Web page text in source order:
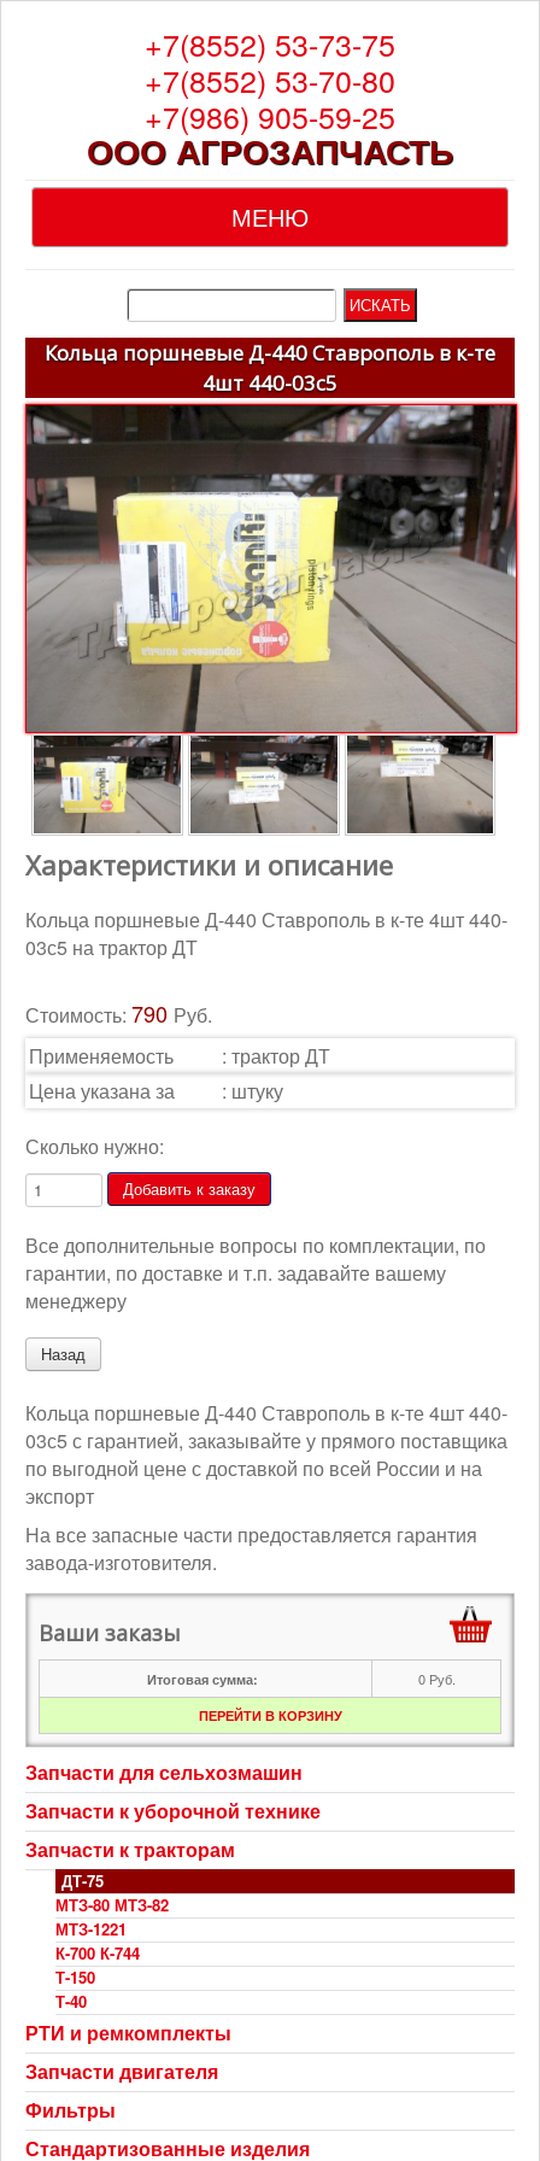
+7(8552) 53-73-75
+7(8552) 53-70-80
+7(986) 905-59-25
ООО АГРОЗАПЧАСТЬ
МЕНЮ
Главная
О компании
Каталог
Доставка
Контакты
Корзина
Кольца поршневые Д-440 Ставрополь в к-те
4шт 440-03с5
Характеристики и описание
Кольца поршневые Д-440 Ставрополь в к-те 4шт 440-
03с5 на трактор ДТ
Стоимость: 790 Руб.
Применяемость
: трактор ДТ
Цена указана за
: штуку
Сколько нужно:
Все дополнительные вопросы по комплектации, по
гарантии, по доставке и т.п. задавайте вашему
менеджеру
Кольца поршневые Д-440 Ставрополь в к-те 4шт 440-
03с5 с гарантией, заказывайте у прямого поставщика
по выгодной цене с доставкой по всей России и на
экспорт
На все запасные части предоставляется гарантия
завода-изготовителя.
Ваши заказы
Итоговая сумма: 0 Руб.
ПЕРЕЙТИ В КОРЗИНУ
Запчасти для сельхозмашин
Запчасти к уборочной технике
Запчасти к тракторам
ДТ-75
МТЗ-80 МТЗ-82
МТЗ-1221
К-700 К-744
Т-150
Т-40
РТИ и ремкомплекты
Запчасти двигателя
Фильтры
Стандартизованные изделия